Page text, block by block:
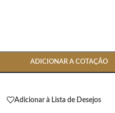
ADICIONAR A COTAÇÃO
Adicionar à Lista de Desejos